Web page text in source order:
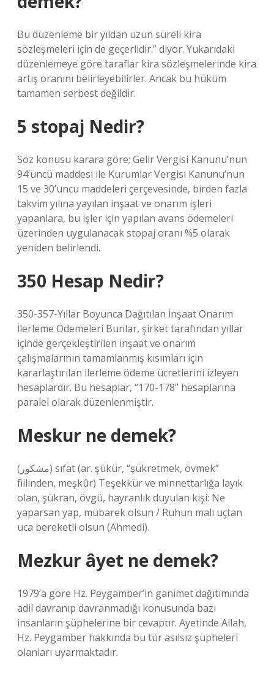
Bu düzenleme bir yıldan uzun süreli kira
sözleşmeleri için de geçerlidir.” diyor. Yukarıdaki
düzenlemeye göre taraflar kira sözleşmelerinde kira
artış oranını belirleyebilirler. Ancak bu hüküm
tamamen serbest değildir.
5 stopaj Nedir?
Söz konusu karara göre; Gelir Vergisi Kanunu’nun
94’üncü maddesi ile Kurumlar Vergisi Kanunu’nun
15 ve 30’uncu maddeleri çerçevesinde, birden fazla
takvim yılına yayılan inşaat ve onarım işleri
yapanlara, bu işler için yapılan avans ödemeleri
üzerinden uygulanacak stopaj oranı %5 olarak
yeniden belirlendi.
350 Hesap Nedir?
350-357-Yıllar Boyunca Dağıtılan İnşaat Onarım
İlerleme Ödemeleri Bunlar, şirket tarafından yıllar
içinde gerçekleştirilen inşaat ve onarım
çalışmalarının tamamlanmış kısımları için
kararlaştırılan ilerleme ödeme ücretlerini izleyen
hesaplardır. Bu hesaplar, “170-178” hesaplarına
paralel olarak düzenlenmiştir.
Meskur ne demek?
(ﻣﺸﻜﻮﺭ) sıfat (ar. şükür, “şükretmek, övmek”
fiilinden, meşkûr) Teşekkür ve minnettarlığa layık
olan, şükran, övgü, hayranlık duyulan kişi: Ne
yaparsan yap, mübarek olsun / Ruhun malı uçtan
uca bereketli olsun (Ahmedi).
Mezkur âyet ne demek?
1979’a göre Hz. Peygamber’in ganimet dağıtımında
adil davranıp davranmadığı konusunda bazı
insanların şüphelerine bir cevaptır. Ayetinde Allah,
Hz. Peygamber hakkında bu tür asılsız şüpheleri
olanları uyarmaktadır.